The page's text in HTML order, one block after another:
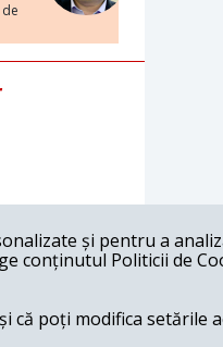
și pentru a
conținutul Politicii de
că poți modifica setările